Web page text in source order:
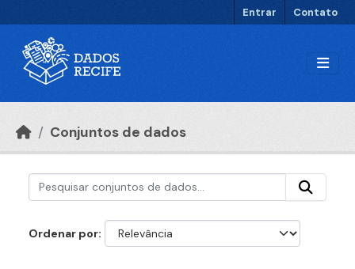
Entrar Contato
Conjuntos de dados
Ordenar por